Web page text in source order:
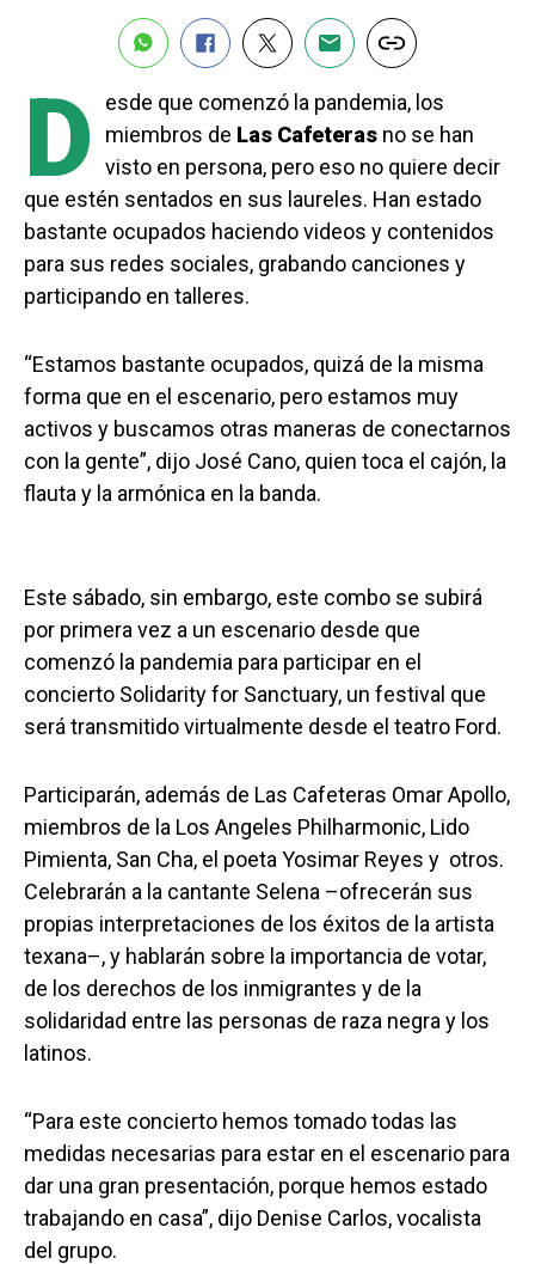
D
esde que comenzó la pandemia, los
miembros de Las Cafeteras no se han
visto en persona, pero eso no quiere decir
que estén sentados en sus laureles. Han estado
bastante ocupados haciendo videos y contenidos
para sus redes sociales, grabando canciones y
participando en talleres.
“Estamos bastante ocupados, quizá de la misma
forma que en el escenario, pero estamos muy
activos y buscamos otras maneras de conectarnos
con la gente”, dijo José Cano, quien toca el cajón, la
flauta y la armónica en la banda.
Este sábado, sin embargo, este combo se subirá
por primera vez a un escenario desde que
comenzó la pandemia para participar en el
concierto Solidarity for Sanctuary, un festival que
será transmitido virtualmente desde el teatro Ford.
Participarán, además de Las Cafeteras Omar Apollo,
miembros de la Los Angeles Philharmonic, Lido
Pimienta, San Cha, el poeta Yosimar Reyes y otros.
Celebrarán a la cantante Selena –ofrecerán sus
propias interpretaciones de los éxitos de la artista
texana–, y hablarán sobre la importancia de votar,
de los derechos de los inmigrantes y de la
solidaridad entre las personas de raza negra y los
latinos.
“Para este concierto hemos tomado todas las
medidas necesarias para estar en el escenario para
dar una gran presentación, porque hemos estado
trabajando en casa”, dijo Denise Carlos, vocalista
del grupo.